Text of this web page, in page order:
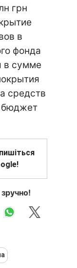
грн
в
фонда
в сумме
средств
бюджет